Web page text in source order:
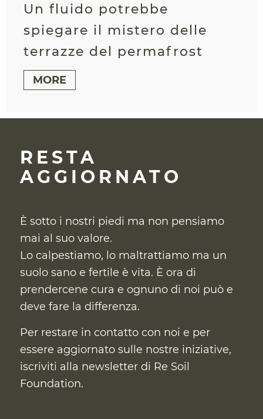
Un fluido potrebbe
spiegare il mistero delle
terrazze del permafrost
MORE
RESTA
AGGIORNATO
È sotto i nostri piedi ma non pensiamo
mai al suo valore.
Lo calpestiamo, lo maltrattiamo ma un
suolo sano e fertile è vita. È ora di
prendercene cura e ognuno di noi può e
deve fare la differenza.
Per restare in contatto con noi e per
essere aggiornato sulle nostre iniziative,
iscriviti alla newsletter di Re Soil
Foundation.